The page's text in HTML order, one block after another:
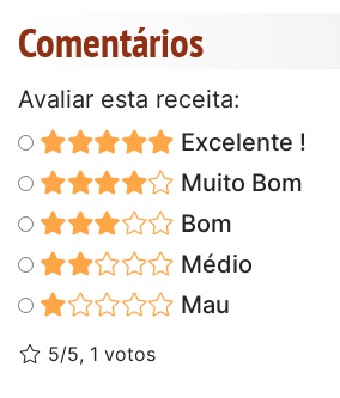
Comentários
Avaliar esta receita:
Excelente !
Muito Bom
Bom
Médio
Mau
5/5, 1 votos